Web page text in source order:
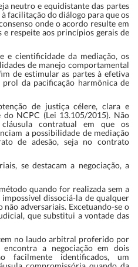
neutro e equidistante das partes
facilitação do diálogo para que os
onde o acordo resulte em
e respeite aos princípios gerais de
e cientificidade da mediação, os
de manejo comportamental
de estimular as partes à efetiva
da pacificação harmônica de
de justiça célere, clara e
do NCPC (Lei 13.105/2015). Não
contratual em que os
a possibilidade de mediação
de adesão, seja no contrato
se destacam a negociação, a
quando for realizada sem a
dissociá-la de qualquer
adversariais. Excetuando-se o
que substitui a vontade das
no laudo arbitral proferido por
a negociação em dois
facilmente identificados, um